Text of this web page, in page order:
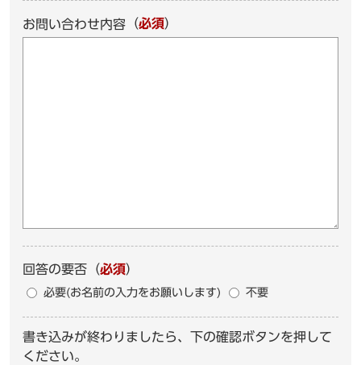
お問い合わせ内容 （必須）
回答の要否 （必須）
必要(お名前の入力をお願いします) 不要
書き込みが終わりましたら、下の確認ボタンを押して
ください。